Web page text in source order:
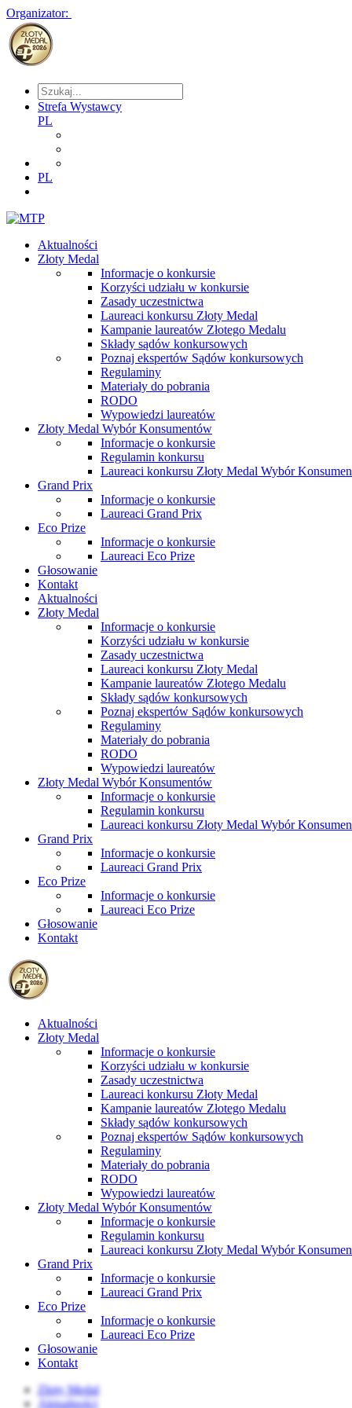
Organizator:
Strefa Wystawcy
PL
PL
Aktualności
Złoty Medal
Informacje o konkursie
Korzyści udziału w konkursie
Zasady uczestnictwa
Laureaci konkursu Złoty Medal
Kampanie laureatów Złotego Medalu
Składy sądów konkursowych
Poznaj ekspertów Sądów konkursowych
Regulaminy
Materiały do pobrania
RODO
Wypowiedzi laureatów
Złoty Medal Wybór Konsumentów
Informacje o konkursie
Regulamin konkursu
Laureaci konkursu Złoty Medal Wybór
Grand Prix
Informacje o konkursie
Laureaci Grand Prix
Eco Prize
Informacje o konkursie
Laureaci Eco Prize
Głosowanie
Kontakt
Aktualności
Złoty Medal
Informacje o konkursie
Korzyści udziału w konkursie
Zasady uczestnictwa
Laureaci konkursu Złoty Medal
Kampanie laureatów Złotego Medalu
Składy sądów konkursowych
Poznaj ekspertów Sądów konkursowych
Regulaminy
Materiały do pobrania
RODO
Wypowiedzi laureatów
Złoty Medal Wybór Konsumentów
Informacje o konkursie
Regulamin konkursu
Laureaci konkursu Złoty Medal Wybór
Grand Prix
Informacje o konkursie
Laureaci Grand Prix
Eco Prize
Informacje o konkursie
Laureaci Eco Prize
Głosowanie
Kontakt
Aktualności
Złoty Medal
Informacje o konkursie
Korzyści udziału w konkursie
Zasady uczestnictwa
Laureaci konkursu Złoty Medal
Kampanie laureatów Złotego Medalu
Składy sądów konkursowych
Poznaj ekspertów Sądów konkursowych
Regulaminy
Materiały do pobrania
RODO
Wypowiedzi laureatów
Złoty Medal Wybór Konsumentów
Informacje o konkursie
Regulamin konkursu
Laureaci konkursu Złoty Medal Wybór
Grand Prix
Informacje o konkursie
Laureaci Grand Prix
Eco Prize
Informacje o konkursie
Laureaci Eco Prize
Głosowanie
Kontakt
Złoty Medal
Aktualności